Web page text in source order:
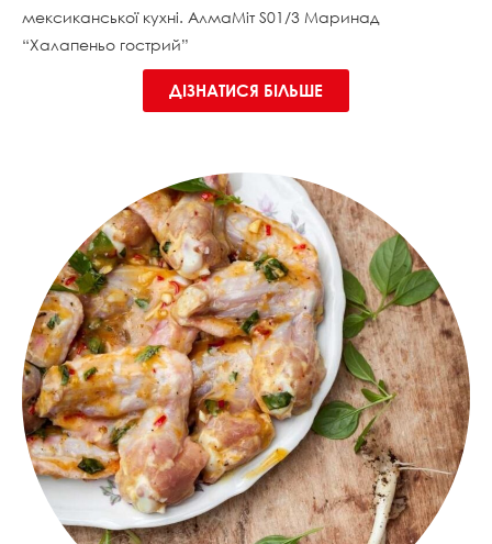
мексиканської кухні. АлмаМіт S01/3 Маринад
“Халапеньо гострий”
ДІЗНАТИСЯ БІЛЬШЕ